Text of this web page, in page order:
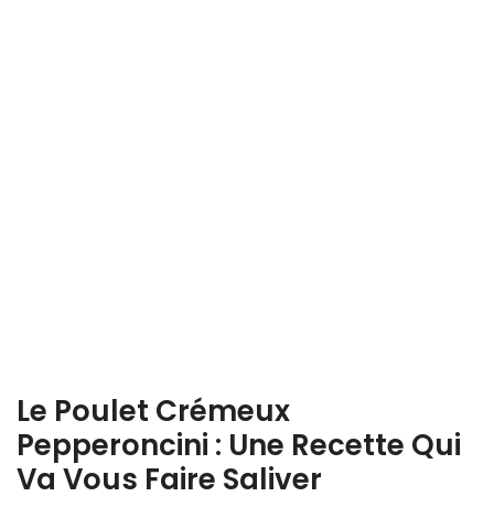
Le Poulet Crémeux
Pepperoncini : Une Recette Qui
Va Vous Faire Saliver